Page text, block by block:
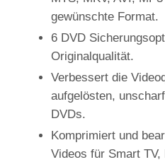
gewünschte Format.
6 DVD
Originalqualität.
Verbessert die
aufgelösten,
DVDs.
Komprimiert und
Videos für Smart TV,